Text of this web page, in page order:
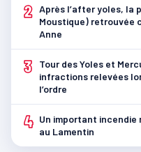
2 Après l’after yoles, la
Moustique) retrouvée
Anne
3
Tour des Yoles et
infractions relevées
l’ordre
4 Un important incendie
au Lamentin